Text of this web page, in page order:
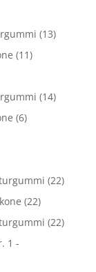
(13)
(11)
(14)
(6)
(22)
(22)
(22)
1 -